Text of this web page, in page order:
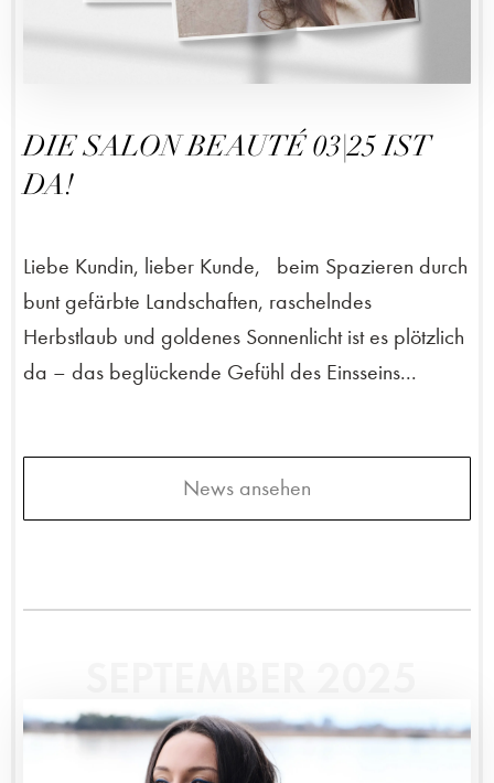
DIE SALON BEAUTÉ 03|25 IST
DA!
Liebe Kundin, lieber Kunde, beim Spazieren durch
bunt gefärbte Landschaften, raschelndes
Herbstlaub und goldenes Sonnenlicht ist es plötzlich
da – das beglückende Gefühl des Einsseins...
News ansehen